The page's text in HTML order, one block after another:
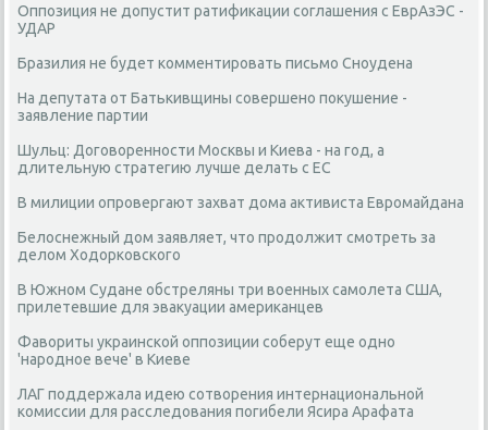
Оппозиция не допустит ратификации соглашения с ЕврАзЭС -
УДАР
Бразилия не будет комментировать письмо Сноудена
На депутата от Батькивщины совершено покушение -
заявление партии
Шульц: Договоренности Москвы и Киева - на год, а
длительную стратегию лучше делать с ЕС
В милиции опровергают захват дома активиста Евромайдана
Белоснежный дом заявляет, что продолжит смотреть за
делом Ходорковского
В Южном Судане обстреляны три военных самолета США,
прилетевшие для эвакуации американцев
Фавориты украинской оппозиции соберут еще одно
'народное вече' в Киеве
ЛАГ поддержала идею сотворения интернациональной
комиссии для расследования погибели Ясира Арафата